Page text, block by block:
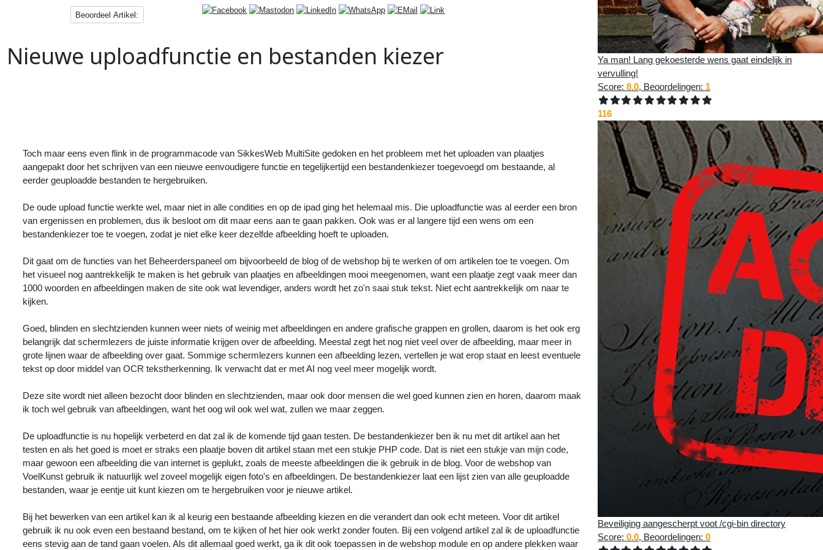
Beoordeel Artikel:
Nieuwe uploadfunctie en bestanden kiezer
Toch maar eens even flink in de programmacode van SikkesWeb MultiSite gedoken en het probleem met het uploaden van plaatjes
aangepakt door het schrijven van een nieuwe eenvoudigere functie en tegelijkertijd een bestandenkiezer toegevoegd om bestaande, al
eerder geuploadde bestanden te hergebruiken.
De oude upload functie werkte wel, maar niet in alle condities en op de ipad ging het helemaal mis. Die uploadfunctie was al eerder een bron
van ergenissen en problemen, dus ik besloot om dit maar eens aan te gaan pakken. Ook was er al langere tijd een wens om een
bestandenkiezer toe te voegen, zodat je niet elke keer dezelfde afbeelding hoeft te uploaden.
Dit gaat om de functies van het Beheerderspaneel om bijvoorbeeld de blog of de webshop bij te werken of om artikelen toe te voegen. Om
het visueel nog aantrekkelijk te maken is het gebruik van plaatjes en afbeeldingen mooi meegenomen, want een plaatje zegt vaak meer dan
1000 woorden en afbeeldingen maken de site ook wat levendiger, anders wordt het zo'n saai stuk tekst. Niet echt aantrekkelijk om naar te
kijken.
Goed, blinden en slechtzienden kunnen weer niets of weinig met afbeeldingen en andere grafische grappen en grollen, daarom is het ook erg
belangrijk dat schermlezers de juiste informatie krijgen over de afbeelding. Meestal zegt het nog niet veel over de afbeelding, maar meer in
grote lijnen waar de afbeelding over gaat. Sommige schermlezers kunnen een afbeelding lezen, vertellen je wat erop staat en leest eventuele
tekst op door middel van OCR tekstherkenning. Ik verwacht dat er met AI nog veel meer mogelijk wordt.
Deze site wordt niet alleen bezocht door blinden en slechtzienden, maar ook door mensen die wel goed kunnen zien en horen, daarom maak
ik toch wel gebruik van afbeeldingen, want het oog wil ook wel wat, zullen we maar zeggen.
De uploadfunctie is nu hopelijk verbeterd en dat zal ik de komende tijd gaan testen. De bestandenkiezer ben ik nu met dit artikel aan het
testen en als het goed is moet er straks een plaatje boven dit artikel staan met een stukje PHP code. Dat is niet een stukje van mijn code,
maar gewoon een afbeelding die van internet is geplukt, zoals de meeste afbeeldingen die ik gebruik in de blog. Voor de webshop van
VoelKunst gebruik ik natuurlijk wel zoveel mogelijk eigen foto's en afbeeldingen. De bestandenkiezer laat een lijst zien van alle geuploadde
bestanden, waar je eentje uit kunt kiezen om te hergebruiken voor je nieuwe artikel.
Bij het bewerken van een artikel kan ik al keurig een bestaande afbeelding kiezen en die verandert dan ook echt meteen. Voor dit artikel
gebruik ik nu ook even een bestaand bestand, om te kijken of het hier ook werkt zonder fouten. Bij een volgend artikel zal ik de uploadfunctie
eens stevig aan de tand gaan voelen. Als dit allemaal goed werkt, ga ik dit ook toepassen in de webshop module en op andere plekken waar
Ya man! Lang gekoesterde wens gaat eindelijk in
vervulling!
Score: 8.0, Beoordelingen: 1
116
Beveiliging aangescherpt voot /cgi-bin directory
Score: 0.0, Beoordelingen: 0